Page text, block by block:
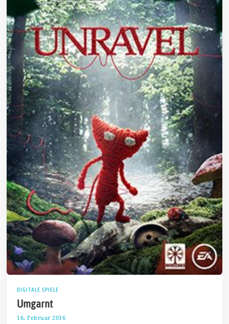
DIGITALE SPIELE
Umgarnt
16. Februar 2016